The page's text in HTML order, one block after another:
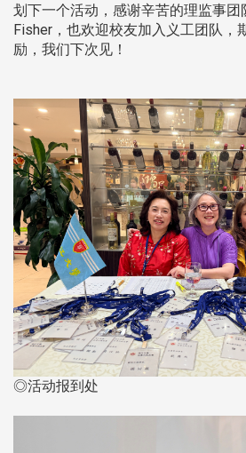
划下一个活动，感谢辛苦的理监事团
Fisher，也欢迎校友加入义工团队，
励，我们下次见！
◎活动报到处